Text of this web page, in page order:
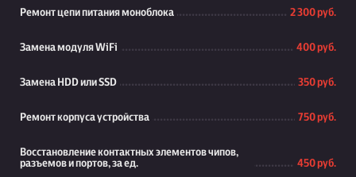
Ремонт цепи питания моноблока 2 300 руб.
Замена модуля WiFi 400 руб.
Замена HDD или SSD 350 руб.
Ремонт корпуса устройства 750 руб.
Восстановление контактных элементов чипов,
разъемов и портов, за ед.
450 руб.